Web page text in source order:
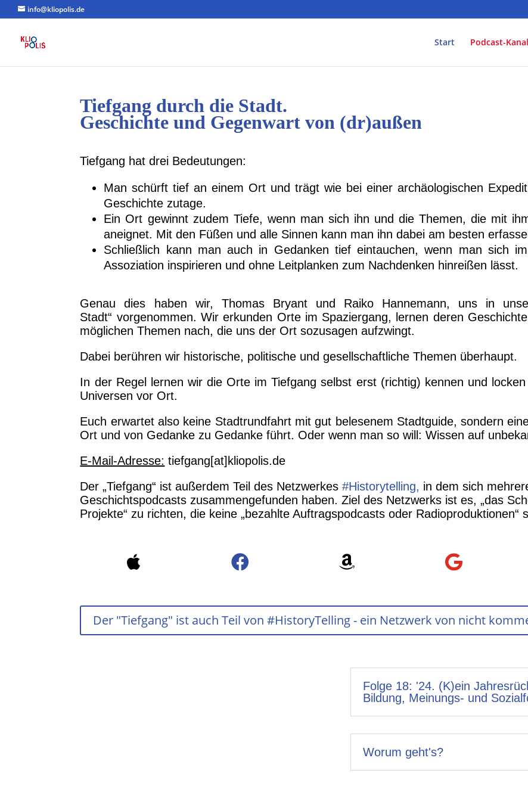
info@kliopolis.de
Start Podcast-Kanal
Tiefgang durch die Stadt.
Geschichte und Gegenwart von (dr)außen
Tiefgang hat drei Bedeutungen:
Man schürft tief an einem Ort und trägt wie bei einer archäologischen
Geschichte zutage.
Ein Ort gewinnt zudem Tiefe, wenn man sich ihn und die Themen, die mit
aneignet. Mit den Füßen und alle Sinnen kann man ihn dabei am besten
Schließlich kann man auch in Gedanken tief eintauchen, wenn man sich
Assoziation inspirieren und ohne Leitplanken zum Nachdenken hinreißen lässt.
Genau dies haben wir, Thomas Bryant und Raiko Hannemann, uns in
Stadt“ vorgenommen. Wir erkunden Orte im Spaziergang, lernen deren
möglichen Themen nach, die uns der Ort sozusagen aufzwingt.
Dabei berühren wir historische, politische und gesellschaftliche Themen überhaupt.
In der Regel lernen wir die Orte im Tiefgang selbst erst (richtig) kennen und
Universen vor Ort.
Euch erwartet also keine Stadtrundfahrt mit gut belesenem Stadtguide, sondern
Ort und von Gedanke zu Gedanke führt. Oder wenn man so will: Wissen auf
E-Mail-Adresse: tiefgang[at]kliopolis.de
Der „Tiefgang“ ist außerdem Teil des Netzwerkes#Historytelling, in dem sich
Geschichtspodcasts zusammengefunden haben. Ziel des Netzwerks ist es, „das
Projekte“ zu richten, die keine „bezahlte Auftragspodcasts oder Radioproduktionen“
   
Der "Tiefgang" ist auch Teil von #HistoryTelling - ein Netzwerk von nicht
Folge 18: '24. (K)ein
Bildung, Meinungs- und
Worum geht's?